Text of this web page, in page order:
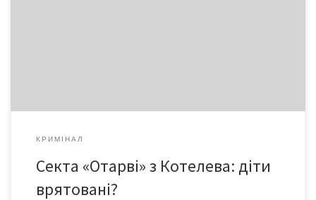
КРИМІНАЛ
Секта «Отарві» з Котелева: діти
врятовані?